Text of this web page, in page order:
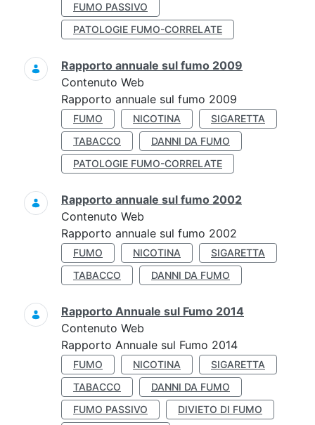
FUMO PASSIVO
PATOLOGIE FUMO-CORRELATE
Rapporto annuale sul fumo 2009
Contenuto Web
Rapporto annuale sul fumo 2009
FUMO NICOTINA
SIGARETTA
TABACCO
DANNI DA FUMO
PATOLOGIE FUMO-CORRELATE
Rapporto annuale sul fumo 2002
Contenuto Web
Rapporto annuale sul fumo 2002
FUMO NICOTINA
SIGARETTA
TABACCO
DANNI DA FUMO
Rapporto Annuale sul Fumo 2014
Contenuto Web
Rapporto Annuale sul Fumo 2014
FUMO NICOTINA
SIGARETTA
TABACCO
DANNI DA FUMO
FUMO PASSIVO
DIVIETO DI FUMO